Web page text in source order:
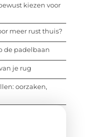
kiezen voor
meer rust thuis?
de padelbaan
je rug
oorzaken,